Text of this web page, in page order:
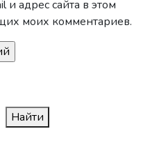
и адрес сайта в этом
моих комментариев.
Найти